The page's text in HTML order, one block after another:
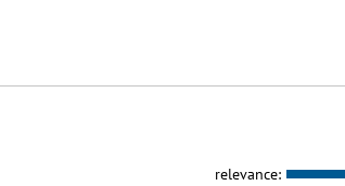
relevance: